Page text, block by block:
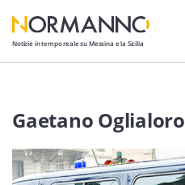
Notizie in tempo reale su Messina e la Sicilia
Politica
Gaetano Oglialoro